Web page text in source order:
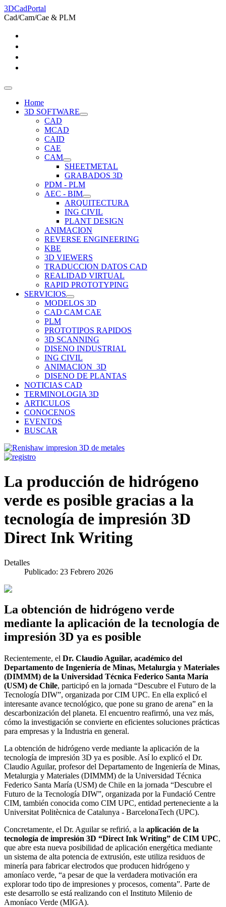
3DCadPortal
Cad/Cam/Cae & PLM
Home
3D SOFTWARE
CAD
MCAD
CAID
CAE
CAM
SHEETMETAL
GRABADOS 3D
PDM - PLM
AEC - BIM
ARQUITECTURA
ING CIVIL
PLANT DESIGN
ANIMACION
REVERSE ENGINEERING
KBE
3D VIEWERS
TRADUCCION DATOS CAD
REALIDAD VIRTUAL
RAPID PROTOTYPING
SERVICIOS
MODELOS 3D
CAD CAM CAE
PLM
PROTOTIPOS RAPIDOS
3D SCANNING
DISENO INDUSTRIAL
ING CIVIL
ANIMACION_3D
DISENO DE PLANTAS
NOTICIAS CAD
TERMINOLOGIA 3D
ARTICULOS
CONOCENOS
EVENTOS
BUSCAR
La producción de hidrógeno
verde es posible gracias a la
tecnología de impresión 3D
Direct Ink Writing
Detalles
Publicado: 23 Febrero 2026
La obtención de hidrógeno verde
mediante la aplicación de la tecnología de
impresión 3D ya es posible
Recientemente, el Dr. Claudio Aguilar, académico del
Departamento de Ingeniería de Minas, Metalurgia y Materiales
(DIMMM) de la Universidad Técnica Federico Santa María
(USM) de Chile, participó en la jornada “Descubre el Futuro de la
Tecnología DIW”, organizada por CIM UPC. En ella explicó el
interesante avance tecnológico, que pone su grano de arena” en la
descarbonización del planeta. El encuentro reafirmó, una vez más,
cómo la investigación se convierte en eficientes soluciones prácticas
para empresas y la Industria en general.
La obtención de hidrógeno verde mediante la aplicación de la
tecnología de impresión 3D ya es posible. Así lo explicó el Dr.
Claudio Aguilar, profesor del Departamento de Ingeniería de Minas,
Metalurgia y Materiales (DIMMM) de la Universidad Técnica
Federico Santa María (USM) de Chile en la jornada “Descubre el
Futuro de la Tecnología DIW”, organizada por la Fundació Centre
CIM, también conocida como CIM UPC, entidad perteneciente a la
Universitat Politècnica de Catalunya - BarcelonaTech (UPC).
Concretamente, el Dr. Aguilar se refirió, a la aplicación de la
tecnología de impresión 3D “Direct Ink Writing” de CIM UPC,
que abre esta nueva posibilidad de aplicación energética mediante
un sistema de alta potencia de extrusión, este utiliza residuos de
minería para fabricar electrodos que producen hidrógeno y
amoníaco verde, “a pesar de que la verdadera motivación era
explorar todo tipo de impresiones y procesos, comenta”. Parte de
este desarrollo se está realizando con el Instituto Milenio de
Amoníaco Verde (MIGA).